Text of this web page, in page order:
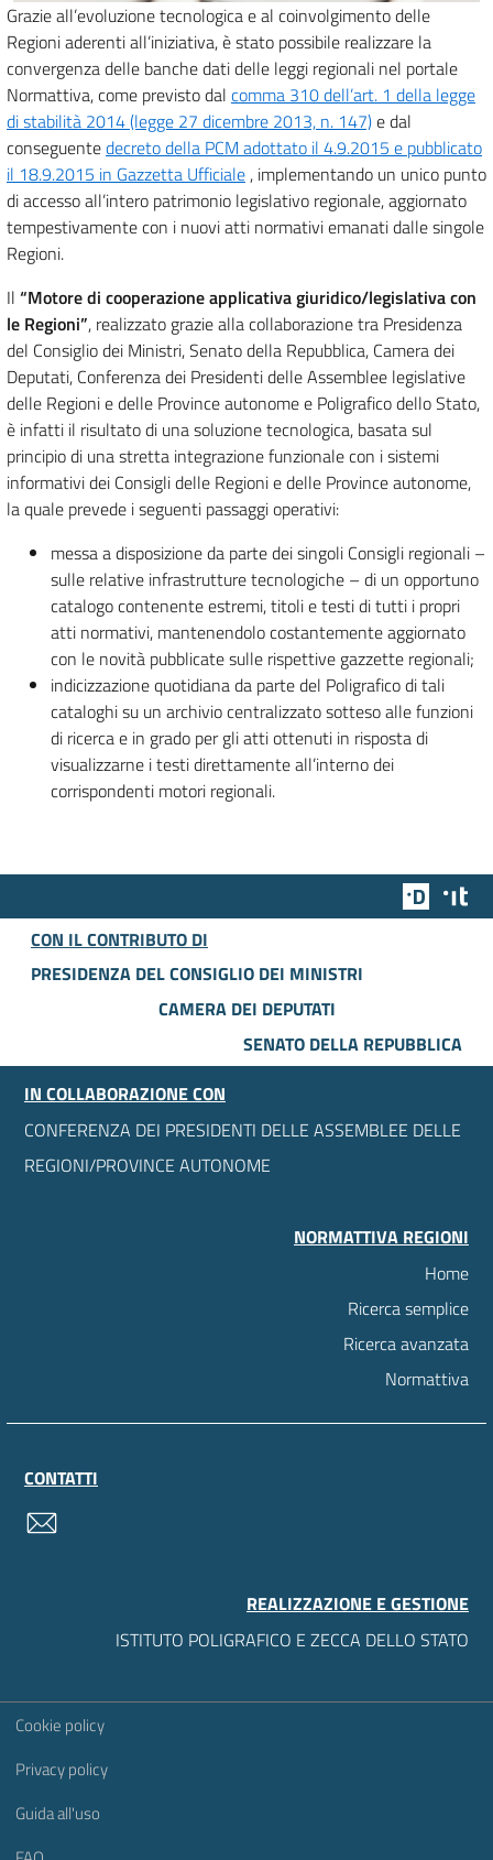
Grazie all’evoluzione tecnologica e al coinvolgimento delle
Regioni aderenti all’iniziativa, è stato possibile realizzare la
convergenza delle banche dati delle leggi regionali nel portale
Normattiva, come previsto dal comma 310 dell’art. 1 della legge
di stabilità 2014 (legge 27 dicembre 2013, n. 147)e dal
conseguentedecreto della PCM adottato il 4.9.2015 e pubblicato
il 18.9.2015 in Gazzetta Ufficiale , implementando un unico punto
di accesso all’intero patrimonio legislativo regionale, aggiornato
tempestivamente con i nuovi atti normativi emanati dalle singole
Regioni.
Il “Motore di cooperazione applicativa giuridico/legislativa con
le Regioni”, realizzato grazie alla collaborazione tra Presidenza
del Consiglio dei Ministri, Senato della Repubblica, Camera dei
Deputati, Conferenza dei Presidenti delle Assemblee legislative
delle Regioni e delle Province autonome e Poligrafico dello Stato,
è infatti il risultato di una soluzione tecnologica, basata sul
principio di una stretta integrazione funzionale con i sistemi
informativi dei Consigli delle Regioni e delle Province autonome,
la quale prevede i seguenti passaggi operativi:
messa a disposizione da parte dei singoli Consigli regionali –
sulle relative infrastrutture tecnologiche – di un opportuno
catalogo contenente estremi, titoli e testi di tutti i propri
atti normativi, mantenendolo costantemente aggiornato
con le novità pubblicate sulle rispettive gazzette regionali;
indicizzazione quotidiana da parte del Poligrafico di tali
cataloghi su un archivio centralizzato sotteso alle funzioni
di ricerca e in grado per gli atti ottenuti in risposta di
visualizzarne i testi direttamente all’interno dei
corrispondenti motori regionali.
Team
CON IL CONTRIBUTO DI
PRESIDENZA DEL CONSIGLIO DEI MINISTRI
CAMERA DEI DEPUTATI
SENATO DELLA REPUBBLICA
IN COLLABORAZIONE CON
CONFERENZA DEI PRESIDENTI DELLE ASSEMBLEE DELLE
REGIONI/PROVINCE AUTONOME
NORMATTIVA REGIONI
Home
Ricerca semplice
Ricerca avanzata
Normattiva
CONTATTI
REALIZZAZIONE E GESTIONE
ISTITUTO POLIGRAFICO E ZECCA DELLO STATO
Sezione Link Utili
Cookie policy
Privacy policy
Guida all'uso